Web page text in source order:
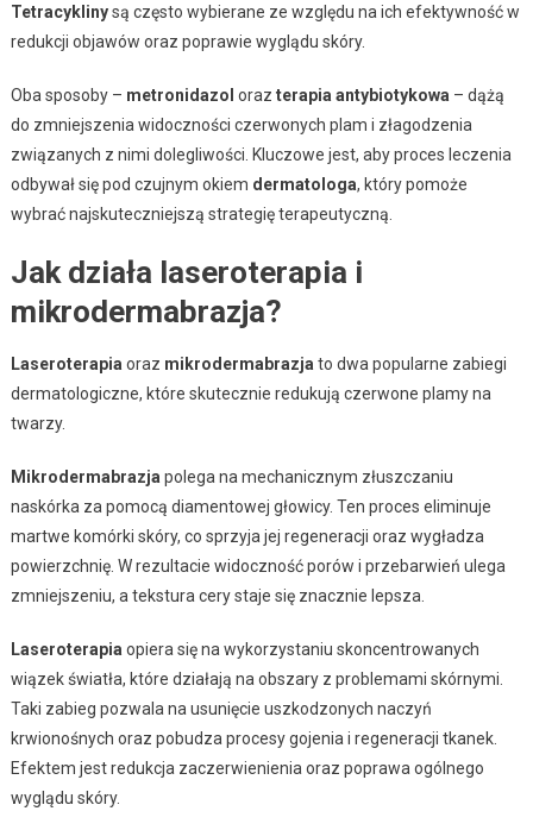
Tetracyklinysą często wybierane ze względu na ich efektywność w
redukcji objawów oraz poprawie wyglądu skóry.
Oba sposoby – metronidazol oraz terapia antybiotykowa – dążą
do zmniejszenia widoczności czerwonych plam i złagodzenia
związanych z nimi dolegliwości. Kluczowe jest, aby proces leczenia
odbywał się pod czujnym okiem dermatologa, który pomoże
wybrać najskuteczniejszą strategię terapeutyczną.
Jak działa laseroterapia i
mikrodermabrazja?
Laseroterapia oraz mikrodermabrazja to dwa popularne zabiegi
dermatologiczne, które skutecznie redukują czerwone plamy na
twarzy.
Mikrodermabrazja polega na mechanicznym złuszczaniu
naskórka za pomocą diamentowej głowicy. Ten proces eliminuje
martwe komórki skóry, co sprzyja jej regeneracji oraz wygładza
powierzchnię. W rezultacie widoczność porów i przebarwień ulega
zmniejszeniu, a tekstura cery staje się znacznie lepsza.
Laseroterapia opiera się na wykorzystaniu skoncentrowanych
wiązek światła, które działają na obszary z problemami skórnymi.
Taki zabieg pozwala na usunięcie uszkodzonych naczyń
krwionośnych oraz pobudza procesy gojenia i regeneracji tkanek.
Efektem jest redukcja zaczerwienienia oraz poprawa ogólnego
wyglądu skóry.